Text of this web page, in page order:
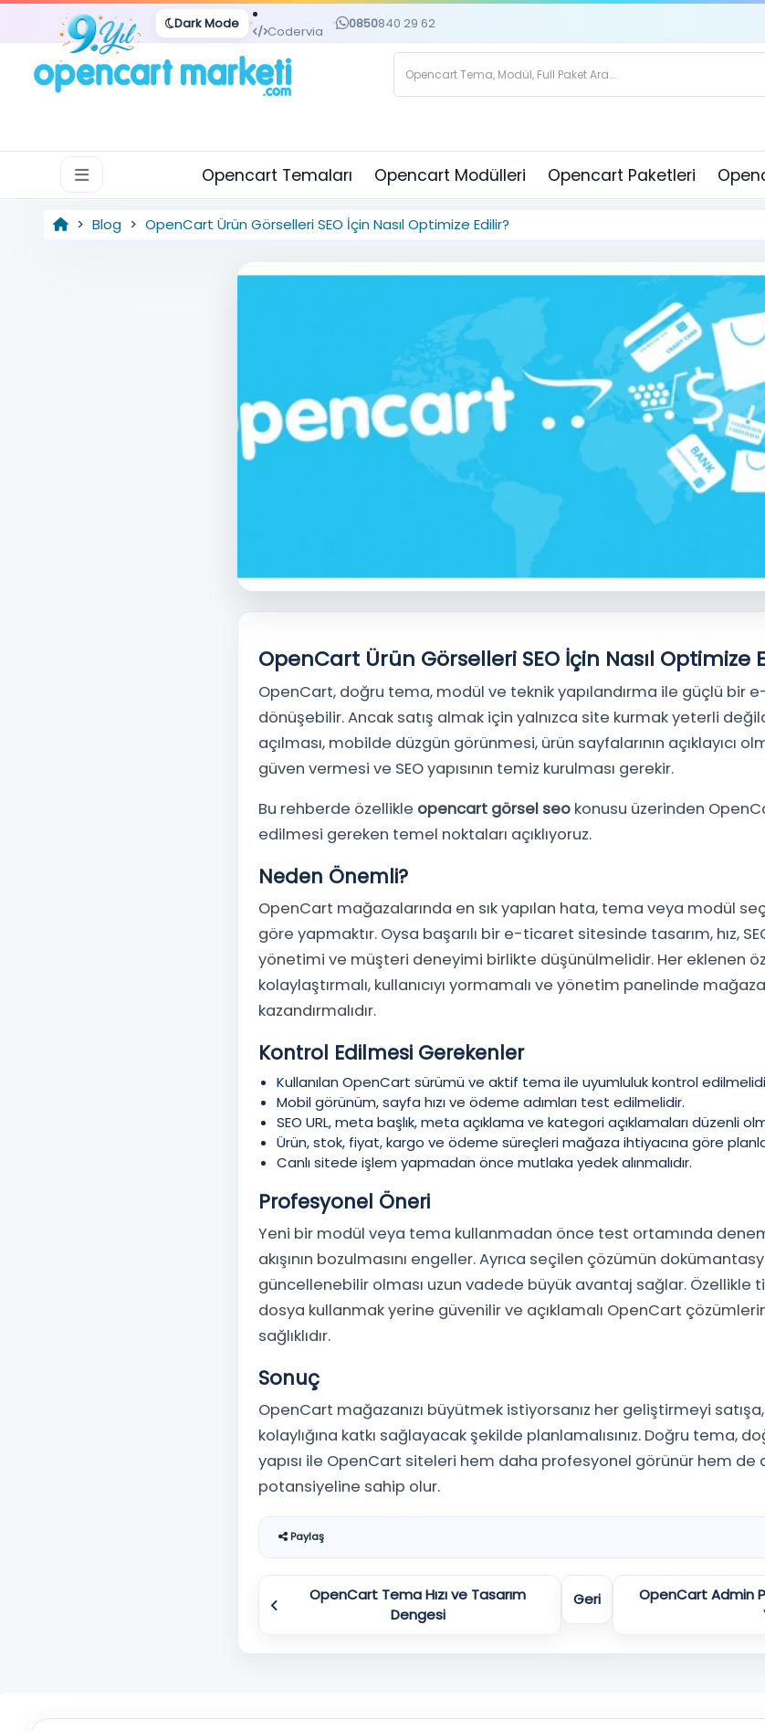
Dark Mode Codervia 0850840 29 62
Opencart Temaları Opencart Modülleri Opencart Paketleri
Blog OpenCart Ürün Görselleri SEO İçin Nasıl Optimize Edilir?
OpenCart Ürün Görselleri SEO İçin Nasıl Optimize
OpenCart, doğru tema, modül ve teknik yapılandırma ile güçlü bir
dönüşebilir. Ancak satış almak için yalnızca site kurmak yeterli
açılması, mobilde düzgün görünmesi, ürün sayfalarının açıklayıcı
güven vermesi ve SEO yapısının temiz kurulması gerekir.
Bu rehberde özellikle opencart görsel seo konusu üzerinden
edilmesi gereken temel noktaları açıklıyoruz.
Neden Önemli?
OpenCart mağazalarında en sık yapılan hata, tema veya modül
göre yapmaktır. Oysa başarılı bir e-ticaret sitesinde tasarım, hız,
yönetimi ve müşteri deneyimi birlikte düşünülmelidir. Her eklenen
kolaylaştırmalı, kullanıcıyı yormamalı ve yönetim panelinde
kazandırmalıdır.
Kontrol Edilmesi Gerekenler
Kullanılan OpenCart sürümü ve aktif tema ile uyumluluk kontrol
Mobil görünüm, sayfa hızı ve ödeme adımları test edilmelidir.
SEO URL, meta başlık, meta açıklama ve kategori açıklamaları düzenli
Ürün, stok, fiyat, kargo ve ödeme süreçleri mağaza ihtiyacına göre
Canlı sitede işlem yapmadan önce mutlaka yedek alınmalıdır.
Profesyonel Öneri
Yeni bir modül veya tema kullanmadan önce test ortamında
akışının bozulmasını engeller. Ayrıca seçilen çözümün
güncellenebilir olması uzun vadede büyük avantaj sağlar.
dosya kullanmak yerine güvenilir ve açıklamalı OpenCart
sağlıklıdır.
Sonuç
OpenCart mağazanızı büyütmek istiyorsanız her geliştirmeyi
kolaylığına katkı sağlayacak şekilde planlamalısınız. Doğru tema,
yapısı ile OpenCart siteleri hem daha profesyonel görünür hem de
potansiyeline sahip olur.
Paylaş
OpenCart Tema Hızı ve Tasarım
Dengesi
Geri
OpenCart Admin